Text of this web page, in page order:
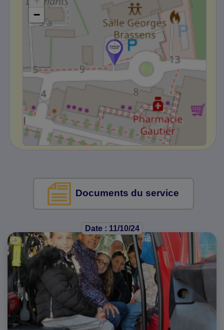
−
Documents du service
Date : 11/10/24